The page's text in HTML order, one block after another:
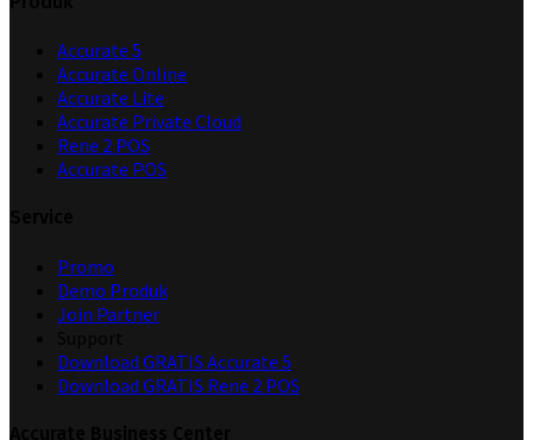
Accurate 5
Accurate Online
Accurate Lite
Accurate Private Cloud
Rene 2 POS
Accurate POS
Promo
Demo Produk
Join Partner
Download GRATIS Accurate 5
Download GRATIS Rene 2 POS